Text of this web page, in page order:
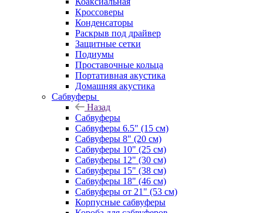
Кроссоверы
Конденсаторы
Раскрыв под драйвер
Защитные сетки
Подиумы
Проставочные кольца
Портативная акустика
Домашняя акустика
Сабвуферы
Назад
Сабвуферы
Сабвуферы 6.5" (15 см)
Сабвуферы 8" (20 см)
Сабвуферы 10" (25 см)
Сабвуферы 12" (30 см)
Сабвуферы 15" (38 см)
Сабвуферы 18" (46 см)
Сабвуферы от 21" (53 см)
Корпусные сабвуферы